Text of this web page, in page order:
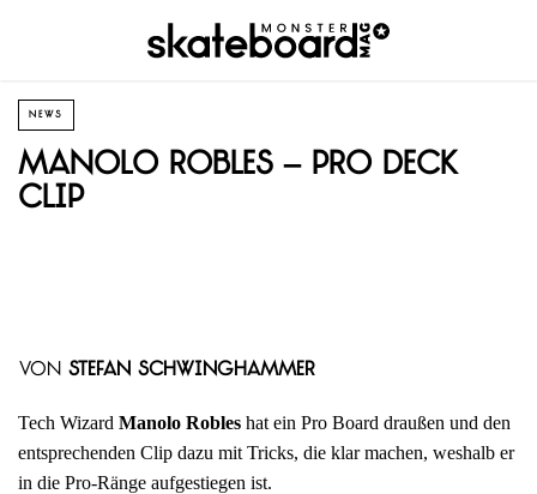
NEWS
Manolo Robles – Pro Deck
Clip
von Stefan Schwinghammer
Tech Wizard Manolo Robles hat ein Pro Board draußen und den
entsprechenden Clip dazu mit Tricks, die klar machen, weshalb er
in die Pro-Ränge aufgestiegen ist.